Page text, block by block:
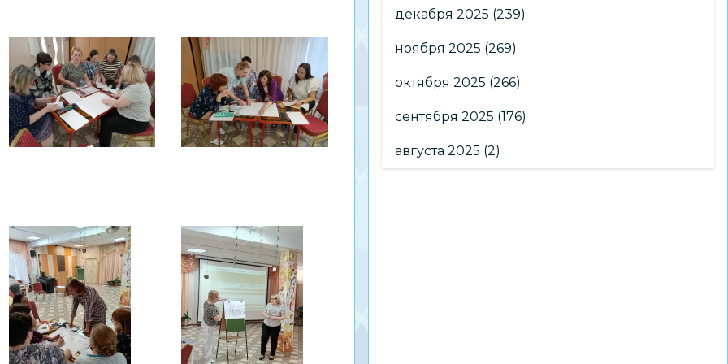
декабря 2025 (239)
ноября 2025 (269)
октября 2025 (266)
сентября 2025 (176)
августа 2025 (2)